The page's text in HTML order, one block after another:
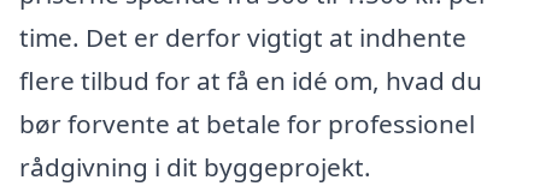
time. Det er derfor vigtigt at indhente
flere tilbud for at få en idé om, hvad du
bør forvente at betale for professionel
rådgivning i dit byggeprojekt.